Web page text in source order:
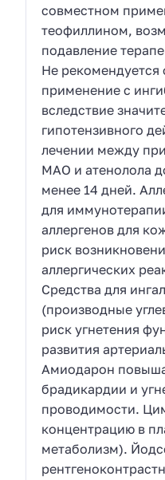
совместном
теофиллином,
подавление
Не
применение с
вследствие
гипотензивного
лечении между
МАО и атенолола
менее 14 дней.
для
аллергенов для
риск
аллергических
Средства для
(производные
риск угнетения
развития
Амиодарон
брадикардии и
проводимости.
концентрацию в
метаболизм).